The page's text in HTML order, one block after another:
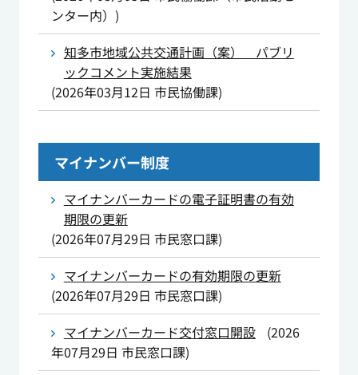
ンター内） )
知多市地域公共交通計画（案） パブリ
ックコメント実施結果
(2026年03月12日 市民協働課)
マイナンバー制度
マイナンバーカードの電子証明書の有効
期限の更新
(2026年07月29日 市民窓口課)
マイナンバーカードの有効期限の更新
(2026年07月29日 市民窓口課)
マイナンバーカード交付窓口開設
(2026
年07月29日 市民窓口課)